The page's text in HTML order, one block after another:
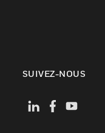
SUIVEZ-NOUS